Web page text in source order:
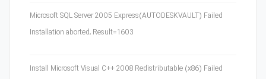
Microsoft SQL Server 2005 Express(AUTODESKVAULT) Failed
Installation aborted, Result=1603
Install Microsoft Visual C++ 2008 Redistributable (x86) Failed